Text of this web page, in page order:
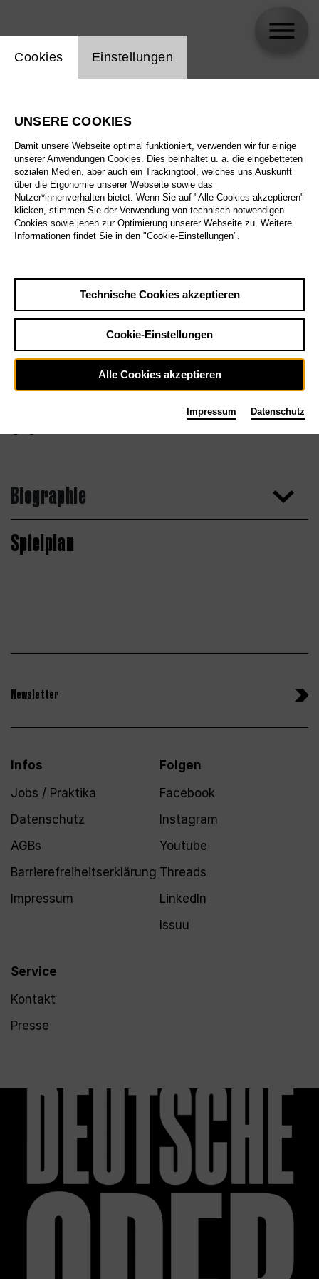
Biographie
Spielplan
Newsletter
Infos
Jobs / Praktika
Datenschutz
AGBs
Barrierefreiheitserklärung
Impressum
Service
Kontakt
Presse
Folgen
Facebook
Instagram
Youtube
Threads
LinkedIn
Issuu
Einstellung Website Cookie
Cookies Einstellungen
UNSERE COOKIES
Damit unsere Webseite optimal funktioniert, verwenden wir für einige
unserer Anwendungen Cookies. Dies beinhaltet u. a. die eingebetteten
sozialen Medien, aber auch ein Trackingtool, welches uns Auskunft
über die Ergonomie unserer Webseite sowie das
Nutzer*innenverhalten bietet. Wenn Sie auf "Alle Cookies akzeptieren"
klicken, stimmen Sie der Verwendung von technisch notwendigen
Cookies sowie jenen zur Optimierung unserer Webseite zu. Weitere
Informationen findet Sie in den "Cookie-Einstellungen".
Technische Cookies akzeptieren
Cookie-Einstellungen
Alle Cookies akzeptieren
Impressum Datenschutz